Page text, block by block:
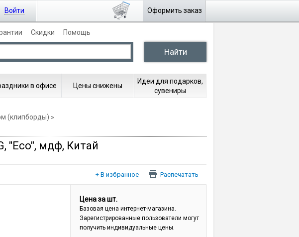
Оформить заказ
Войти
Скидки Помощь
в офисе Цены снижены
Идеи для подарков,
сувениры
(клипборды)
"Eco", мдф, Китай
Распечатать
Цена за шт.
Базовая цена интернет-магазина.
Зарегистрированные пользователи могут
получить индивидуальные цены.